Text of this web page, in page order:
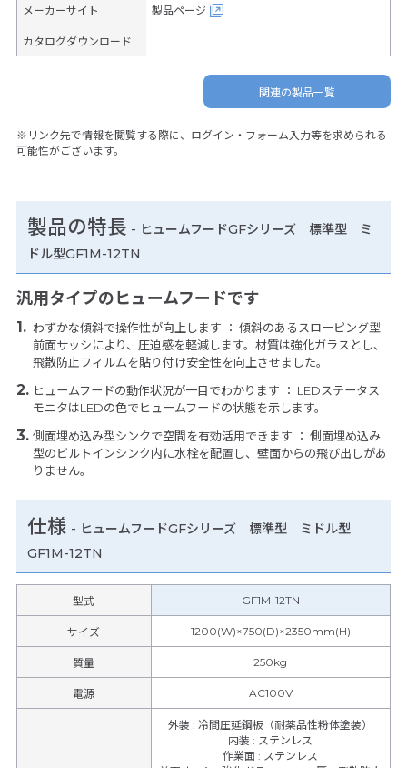
メーカーサイト 製品ページ
カタログダウンロード
関連の製品一覧
※リンク先で情報を閲覧する際に、ログイン・フォーム入力等を求められる
可能性がございます。
製品の特長 - ヒュームフードGFシリーズ 標準型 ミ
ドル型GF1M-12TN
汎用タイプのヒュームフードです
わずかな傾斜で操作性が向上します ： 傾斜のあるスローピング型
前面サッシにより、圧迫感を軽減します。材質は強化ガラスとし、
飛散防止フィルムを貼り付け安全性を向上させました。
ヒュームフードの動作状況が一目でわかります ： LEDステータス
モニタはLEDの色でヒュームフードの状態を示します。
側面埋め込み型シンクで空間を有効活用できます ： 側面埋め込み
型のビルトインシンク内に水栓を配置し、壁面からの飛び出しがあ
りません。
仕様 - ヒュームフードGFシリーズ 標準型 ミドル型
GF1M-12TN
型式 GF1M-12TN
サイズ 1200(W)×750(D)×2350mm(H)
質量 250kg
電源 AC100V
外装: 冷間圧延鋼板（耐薬品性粉体塗装）
内装: ステンレス
作業面: ステンレス